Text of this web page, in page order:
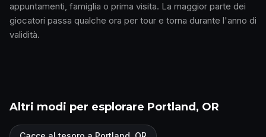
appuntamenti, famiglia o prima visita. La maggior parte dei
giocatori passa qualche ora per tour e torna durante l'anno di
validità.
Altri modi per esplorare Portland, OR